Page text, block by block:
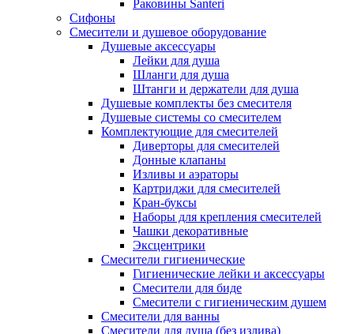
Раковины Santeri
Сифоны
Смесители и душевое оборудование
Душевые аксессуары
Лейки для душа
Шланги для душа
Штанги и держатели для душа
Душевые комплекты без смесителя
Душевые системы со смесителем
Комплектующие для смесителей
Диверторы для смесителей
Донные клапаны
Изливы и аэраторы
Картриджи для смесителей
Кран-буксы
Наборы для крепления смесителей
Чашки декоративные
Эксцентрики
Смесители гигиенические
Гигиенические лейки и аксессуары
Смесители для биде
Смесители с гигиеническим душем
Смесители для ванны
Смесители для душа (без излива)